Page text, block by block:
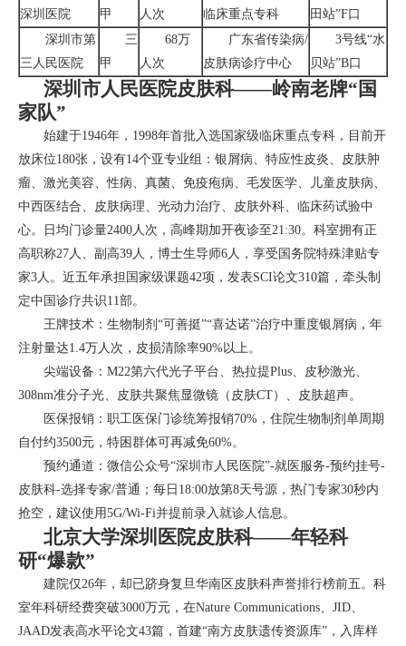
深圳医院
甲
人次
临床重点专科
田站”F口
深圳市第
三人民医院
三
甲
68万
人次
广东省传染病/
皮肤病诊疗中心
3号线“水
贝站”B口
深圳市人民医院皮肤科——岭南老牌“国
家队”
始建于1946年，1998年首批入选国家级临床重点专科，目前开
放床位180张，设有14个亚专业组：银屑病、特应性皮炎、皮肤肿
瘤、激光美容、性病、真菌、免疫疱病、毛发医学、儿童皮肤病、
中西医结合、皮肤病理、光动力治疗、皮肤外科、临床药试验中
心。日均门诊量2400人次，高峰期加开夜诊至21:30。科室拥有正
高职称27人、副高39人，博士生导师6人，享受国务院特殊津贴专
家3人。近五年承担国家级课题42项，发表SCI论文310篇，牵头制
定中国诊疗共识11部。
王牌技术：生物制剂“可善挺”“喜达诺”治疗中重度银屑病，年
注射量达1.4万人次，皮损清除率90%以上。
尖端设备：M22第六代光子平台、热拉提Plus、皮秒激光、
308nm准分子光、皮肤共聚焦显微镜（皮肤CT）、皮肤超声。
医保报销：职工医保门诊统筹报销70%，住院生物制剂单周期
自付约3500元，特困群体可再减免60%。
预约通道：微信公众号“深圳市人民医院”-就医服务-预约挂号-
皮肤科-选择专家/普通；每日18:00放第8天号源，热门专家30秒内
抢空，建议使用5G/Wi-Fi并提前录入就诊人信息。
北京大学深圳医院皮肤科——年轻科
研“爆款”
建院仅26年，却已跻身复旦华南区皮肤科声誉排行榜前五。科
室年科研经费突破3000万元，在Nature Communications、JID、
JAAD发表高水平论文43篇，首建“南方皮肤遗传资源库”，入库样